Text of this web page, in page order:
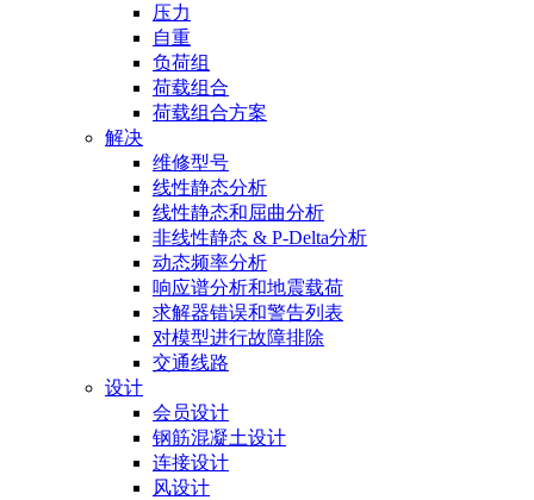
压力
自重
负荷组
荷载组合
荷载组合方案
解决
维修型号
线性静态分析
线性静态和屈曲分析
非线性静态 & P-Delta分析
动态频率分析
响应谱分析和地震载荷
求解器错误和警告列表
对模型进行故障排除
交通线路
设计
会员设计
钢筋混凝土设计
连接设计
风设计